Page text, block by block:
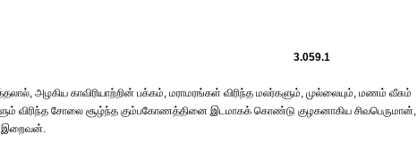
3.059.1
அழகிய காவிரியாற்றின் பக்கம், மராமரங்கள் விரிந்த மலர்களும், முல்லையும், மணம் வீசும்
விரிந்த சோலை சூழ்ந்த கும்பகோணத்தினை இடமாகக் கொண்டு குழகனாகிய சிவபெருமான்,
இறைவன்.